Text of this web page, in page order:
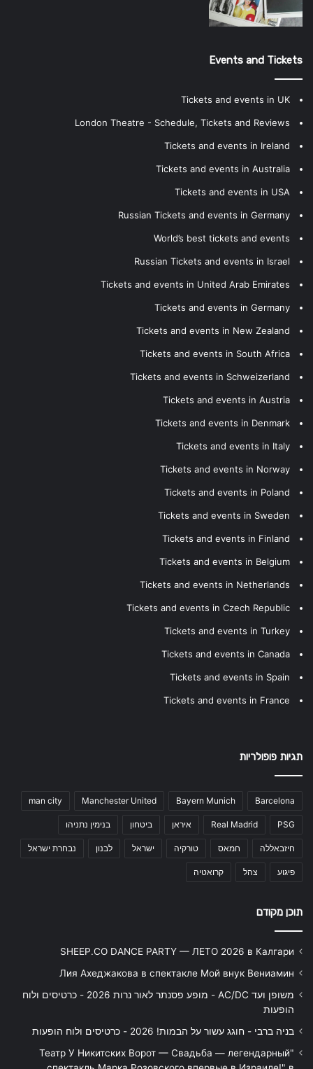
Events and Tickets
Tickets and events in UK
London Theatre - Schedule, Tickets and Reviews
Tickets and events in Ireland
Tickets and events in Australia
Tickets and events in USA
Russian Tickets and events in Germany
World’s best tickets and events
Russian Tickets and events in Israel
Tickets and events in United Arab Emirates
Tickets and events in Germany
Tickets and events in New Zealand
Tickets and events in South Africa
Tickets and events in Schweizerland
Tickets and events in Austria
Tickets and events in Denmark
Tickets and events in Italy
Tickets and events in Norway
Tickets and events in Poland
Tickets and events in Sweden
Tickets and events in Finland
Tickets and events in Belgium
Tickets and events in Netherlands
Tickets and events in Czech Republic
Tickets and events in Turkey
Tickets and events in Canada
Tickets and events in Spain
Tickets and events in France
תגיות פופולריות
Barcelona
Bayern Munich
Manchester United
man city
PSG
Real Madrid איראן ביטחון בנימין נתניהו
חיזבאללה חמאס טורקיה ישראל לבנון נבחרת ישראל
פיגוע צהל קרואטיה
תוכן מקודם
SHEEP.CO DANCE PARTY — ЛЕТО 2026 в Калгари
Лия Ахеджакова в спектакле Мой внук Вениамин
משופן ועד AC/DC - מופע פסנתר לאור נרות 2026 - כרטיסים ולוח
הופעות
בניה ברבי - חוגג עשור על הבמות! 2026 - כרטיסים ולוח הופעות
"Театр У Никитских Ворот — Свадьба — легендарный